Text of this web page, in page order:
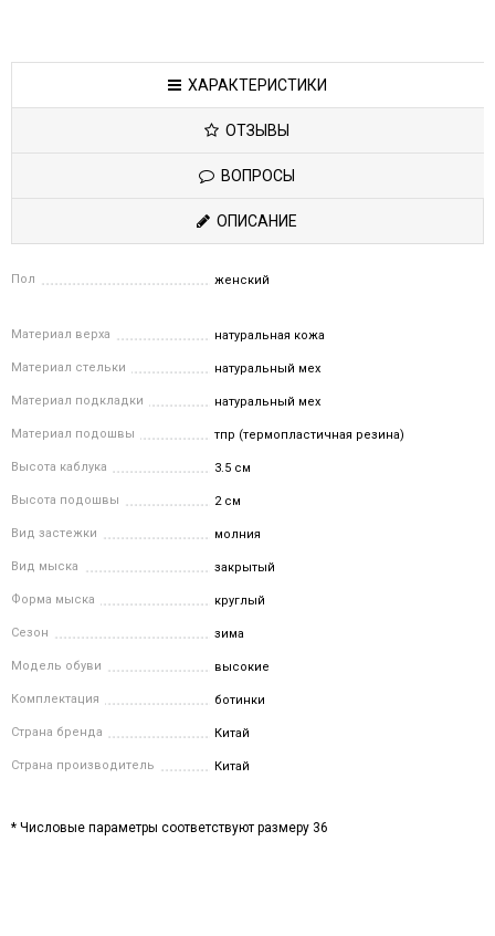
ХАРАКТЕРИСТИКИ
ОТЗЫВЫ
ВОПРОСЫ
ОПИСАНИЕ
Пол женский
Материал верха натуральная кожа
Материал стельки натуральный мех
Материал подкладки натуральный мех
Материал подошвы тпр (термопластичная резина)
Высота каблука 3.5 см
Высота подошвы 2 см
Вид застежки молния
Вид мыска закрытый
Форма мыска круглый
Сезон зима
Модель обуви высокие
Комплектация ботинки
Страна бренда Китай
Страна производитель Китай
* Числовые параметры соответствуют размеру 36